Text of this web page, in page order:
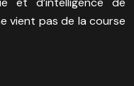
vient pas de la course